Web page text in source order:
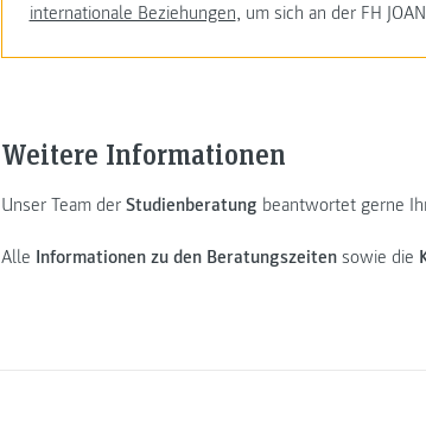
internationale Beziehungen, um sich an der FH
Weitere Informationen
Unser Team der Studienberatung beantwortet gerne
Alle Informationen zu den Beratungszeiten sowie die